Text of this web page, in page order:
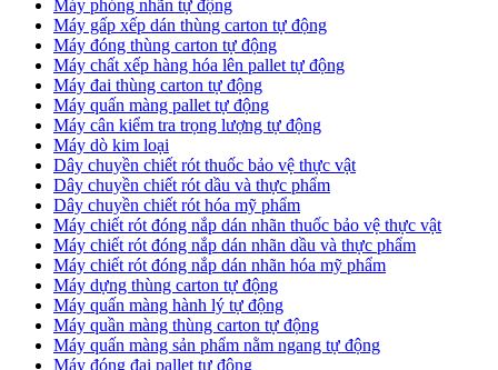
Máy phóng nhãn tự động
Máy gấp xếp dán thùng carton tự động
Máy đóng thùng carton tự động
Máy chất xếp hàng hóa lên pallet tự động
Máy đai thùng carton tự động
Máy quấn màng pallet tự động
Máy cân kiểm tra trọng lượng tự động
Máy dò kim loại
Dây chuyền chiết rót thuốc bảo vệ thực vật
Dây chuyền chiết rót dầu và thực phẩm
Dây chuyền chiết rót hóa mỹ phẩm
Máy chiết rót đóng nắp dán nhãn thuốc bảo vệ thực vật
Máy chiết rót đóng nắp dán nhãn dầu và thực phẩm
Máy chiết rót đóng nắp dán nhãn hóa mỹ phẩm
Máy dựng thùng carton tự động
Máy quấn màng hành lý tự động
Máy quần màng thùng carton tự động
Máy quấn màng sản phẩm nằm ngang tự động
Máy đóng đai pallet tự động